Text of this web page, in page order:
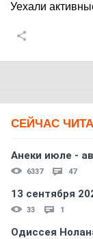
Уехали
СЕЙЧАС
Анеки июле -
6337 47
13 сентября
33 1
Одиссея